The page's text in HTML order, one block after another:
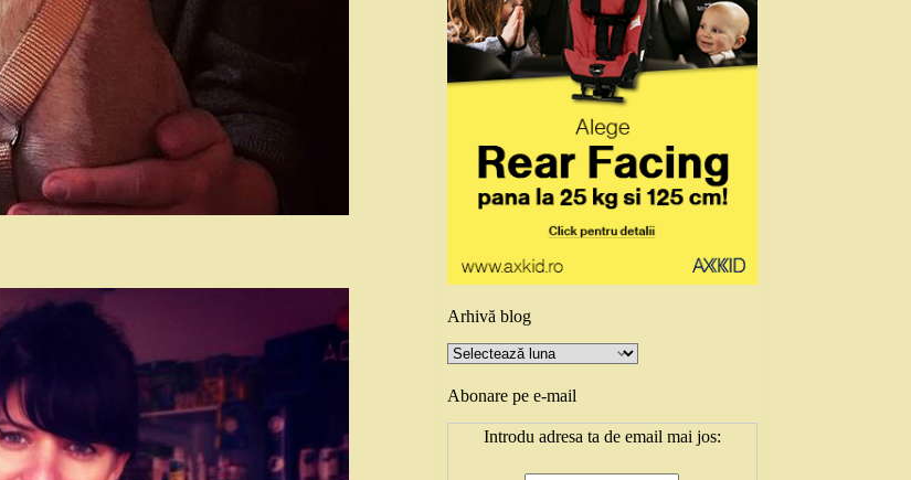
Arhivă blog
Arhivă
blog
Abonare pe e-mail
Introdu adresa ta de email mai jos: